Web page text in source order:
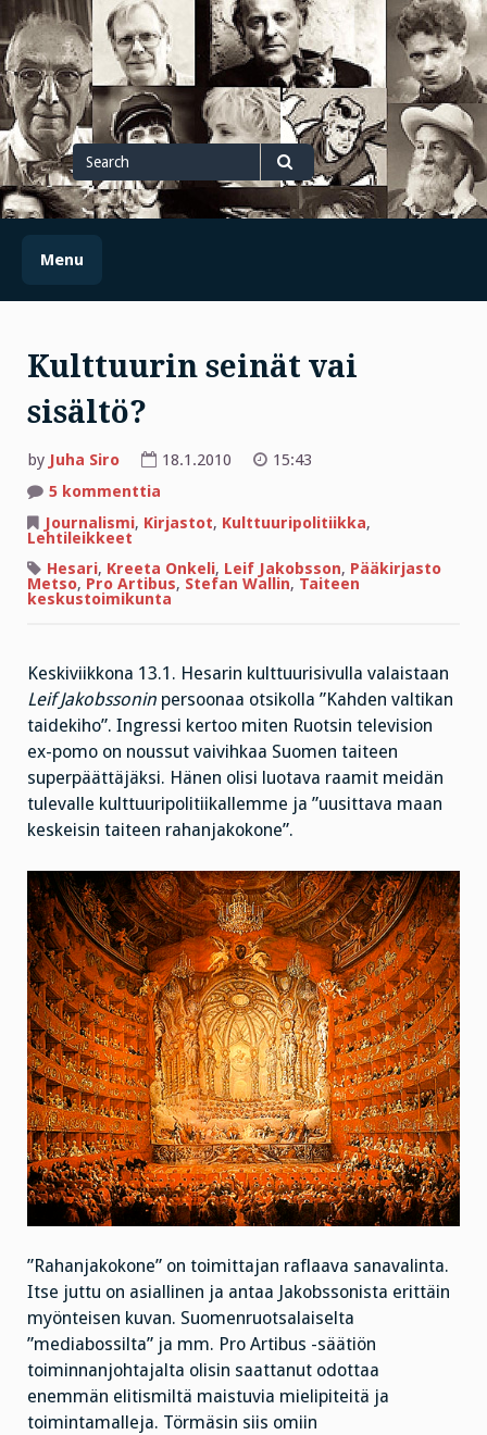
Skip
to
content
Search
for
Search
Menu
Kulttuurin seinät vai
sisältö?
by Juha Siro 18.1.2010
15:43
5 kommenttia
seinät
vai
Journalismi, Kirjastot, Kulttuuripolitiikka,
Lehtileikkeet
Hesari, Kreeta Onkeli, Leif Jakobsson, Pääkirjasto
Metso, Pro Artibus, Stefan Wallin, Taiteen
keskustoimikunta
Keskiviikkona 13.1. Hesarin kulttuurisivulla valaistaan
Leif Jakobssonin persoonaa otsikolla ”Kahden valtikan
taidekiho”. Ingressi kertoo miten Ruotsin television
ex-pomo on noussut vaivihkaa Suomen taiteen
superpäättäjäksi. Hänen olisi luotava raamit meidän
tulevalle kulttuuripolitiikallemme ja ”uusittava maan
keskeisin taiteen rahanjakokone”.
”Rahanjakokone” on toimittajan raflaava sanavalinta.
Itse juttu on asiallinen ja antaa Jakobssonista erittäin
myönteisen kuvan. Suomenruotsalaiselta
”mediabossilta” ja mm. Pro Artibus -säätiön
toiminnanjohtajalta olisin saattanut odottaa
enemmän elitismiltä maistuvia mielipiteitä ja
toimintamalleja. Törmäsin siis omiin